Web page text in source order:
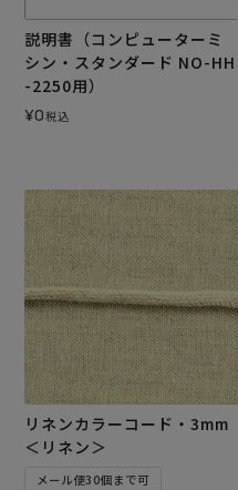
説明書（コンピューターミ
シン・スタンダード NO-HH
-2250用）
¥0税込
リネンカラーコード・3mm
＜リネン＞
メール便30個まで可